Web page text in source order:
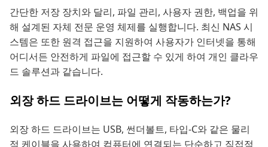
간단한 저장 장치와 달리, 파일 관리, 사용자 권한, 백업을 위
해 설계된 자체 전문 운영 체제를 실행합니다. 최신 NAS 시
스템은 또한 원격 접근을 지원하여 사용자가 인터넷을 통해
어디서든 안전하게 파일에 접근할 수 있게 하여 개인 클라우
드 솔루션과 같습니다.
외장 하드 드라이브는 어떻게 작동하는가?
외장 하드 드라이브는 USB, 썬더볼트, 타입-C와 같은 물리
적 케이블을 사용하여 컴퓨터에 연결되는 단순하고 직접적